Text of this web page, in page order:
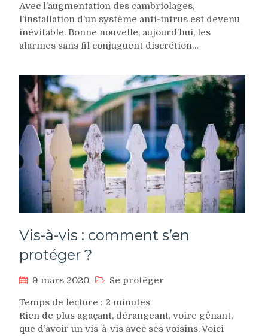
Avec l’augmentation des cambriolages,
l’installation d’un système anti-intrus est devenu
inévitable. Bonne nouvelle, aujourd’hui, les
alarmes sans fil conjuguent discrétion…
Vis-à-vis : comment s’en
protéger ?
9 mars 2020 Se protéger
Temps de lecture : 2 minutes
Rien de plus agaçant, dérangeant, voire gênant,
que d’avoir un vis-à-vis avec ses voisins. Voici